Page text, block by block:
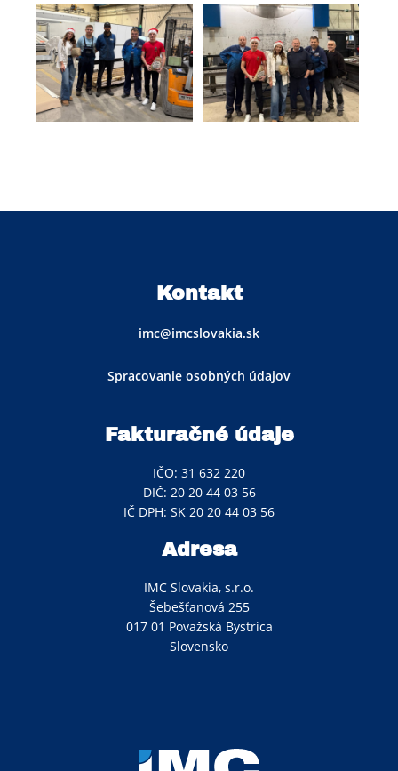
Kontakt
imc@imcslovakia.sk
Spracovanie osobných údajov
Fakturačné údaje
IČO: 31 632 220
DIČ: 20 20 44 03 56
IČ DPH: SK 20 20 44 03 56
Adresa
IMC Slovakia, s.r.o.
Šebešťanová 255
017 01 Považská Bystrica
Slovensko